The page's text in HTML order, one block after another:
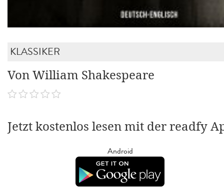
KLASSIKER
Von William Shakespeare
Jetzt kostenlos lesen mit der readfy
Android